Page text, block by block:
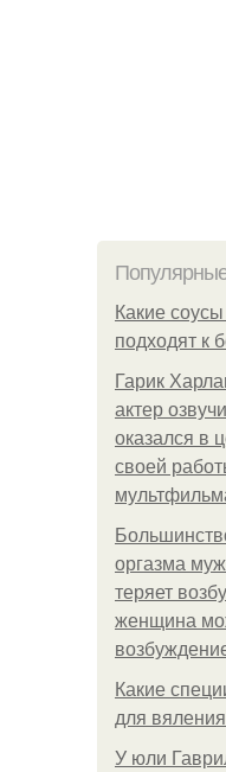
Какие
подходят к
Гарик
актер
оказался в
своей
оргазма
теряет
женщина
Какие
для
У юли